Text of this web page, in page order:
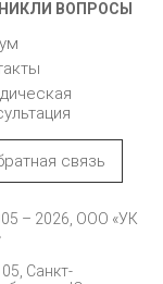
ВОПРОСЫ
связь
– 2026, ООО «УК
Санкт-